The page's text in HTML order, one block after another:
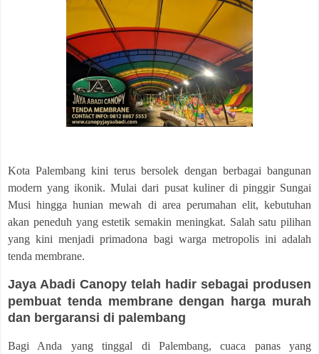
Kota Palembang kini terus bersolek dengan berbagai bangunan
modern yang ikonik. Mulai dari pusat kuliner di pinggir Sungai
Musi hingga hunian mewah di area perumahan elit, kebutuhan
akan peneduh yang estetik semakin meningkat. Salah satu pilihan
yang kini menjadi primadona bagi warga metropolis ini adalah
tenda membrane.
Jaya Abadi Canopy telah hadir sebagai produsen
pembuat tenda membrane dengan harga murah
dan bergaransi di palembang
Bagi Anda yang tinggal di Palembang, cuaca panas yang